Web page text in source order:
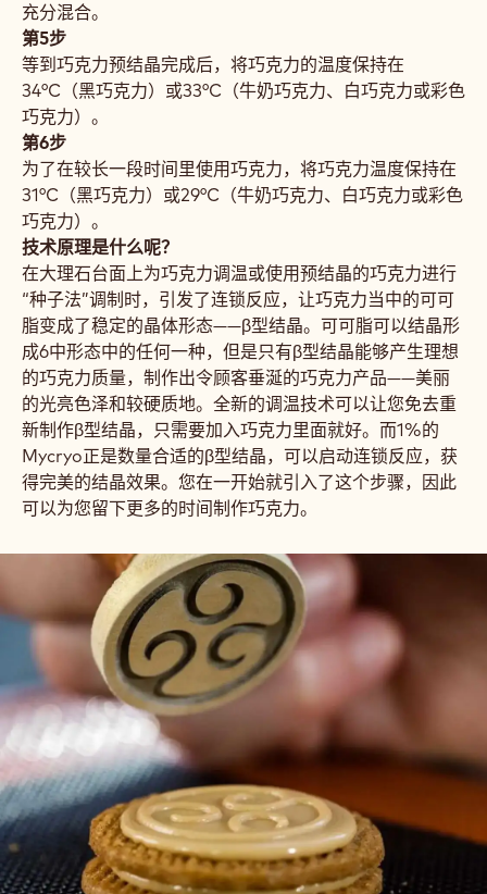
充分混合。
第5步
等到巧克力预结晶完成后，将巧克力的温度保持在
34°C（黑巧克力）或33°C（牛奶巧克力、白巧克力或彩色
巧克力）。
第6步
为了在较长一段时间里使用巧克力，将巧克力温度保持在
31°C（黑巧克力）或29°C（牛奶巧克力、白巧克力或彩色
巧克力）。
技术原理是什么呢？
在大理石台面上为巧克力调温或使用预结晶的巧克力进行
“种子法”调制时，引发了连锁反应，让巧克力当中的可可
脂变成了稳定的晶体形态——β型结晶。可可脂可以结晶形
成6中形态中的任何一种，但是只有β型结晶能够产生理想
的巧克力质量，制作出令顾客垂涎的巧克力产品——美丽
的光亮色泽和较硬质地。全新的调温技术可以让您免去重
新制作β型结晶，只需要加入巧克力里面就好。而1%的
Mycryo正是数量合适的β型结晶，可以启动连锁反应，获
得完美的结晶效果。您在一开始就引入了这个步骤，因此
可以为您留下更多的时间制作巧克力。